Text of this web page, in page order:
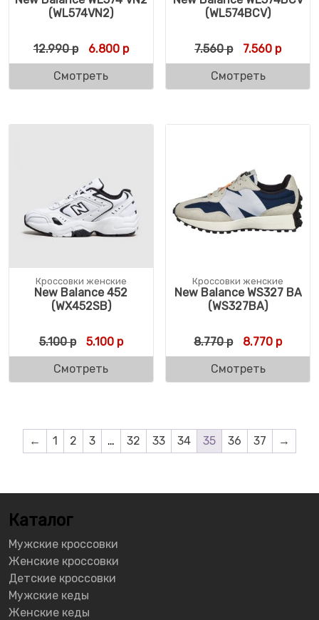
(WL574VN2)
12.990р Первоначальная цена составляла 12.990
6.800рТекущая цена: 6.800 р.
Смотреть
(WL574BCV)
7.560р 7.560 р
Смотреть
Кроссовки женские
New Balance 452
(WX452SB)
5.100р Первоначальная цена составляла 5.100 р.
5.100рТекущая цена: 5.100 р.
Смотреть
Кроссовки женские
New Balance WS327 BA
(WS327BA)
8.770р 8.770 р
Смотреть
← 1 2 3 … 32 33 34 35 36 37 →
Каталог
Мужские кроссовки
Женские кроссовки
Детские кроссовки
Мужские кеды
Женские кеды